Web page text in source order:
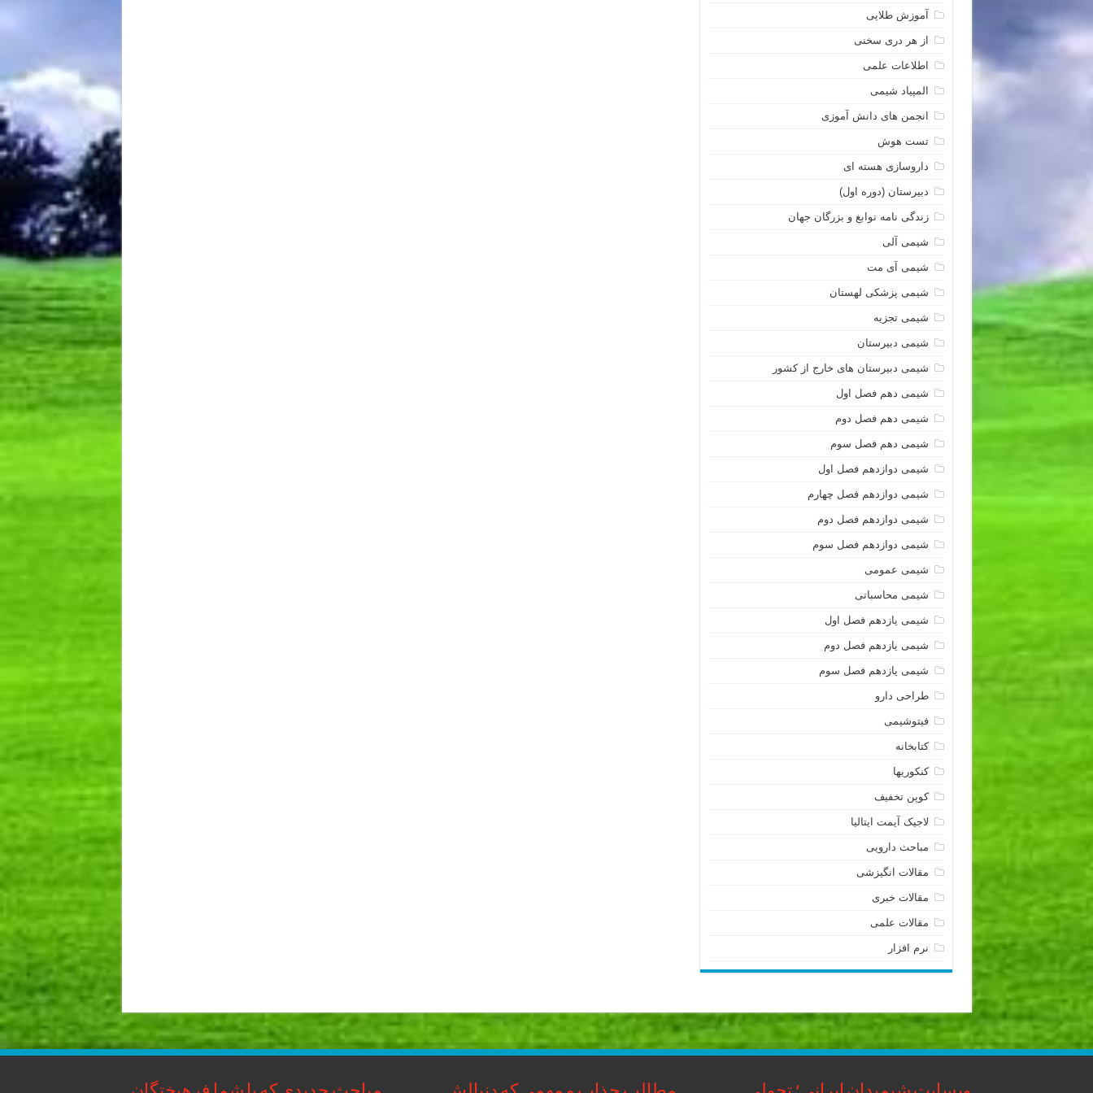
آموزش طلایی
از هر دری سخنی
اطلاعات علمی
المپیاد شیمی
انجمن های دانش آموزی
تست هوش
داروسازی هسته ای
دبیرستان (دوره اول)
زندگی نامه نوابغ و بزرگان جهان
شیمی آلی
شیمی آی مت
شیمی پزشکی لهستان
شیمی تجزیه
شیمی دبیرستان
شیمی دبیرستان های خارج از کشور
شیمی دهم فصل اول
شیمی دهم فصل دوم
شیمی دهم فصل سوم
شیمی دوازدهم فصل اول
شیمی دوازدهم فصل چهارم
شیمی دوازدهم فصل دوم
شیمی دوازدهم فصل سوم
شیمی عمومی
شیمی محاسباتی
شیمی یازدهم فصل اول
شیمی یازدهم فصل دوم
شیمی یازدهم فصل سوم
طراحی دارو
فیتوشیمی
کتابخانه
کنکوریها
کوپن تخفیف
لاجیک آیمت ایتالیا
مباحث دارویی
مقالات انگیزشی
مقالات خبری
مقالات علمی
نرم افزار